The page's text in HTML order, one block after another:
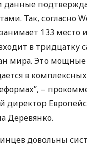
данные
Так, согласно
133 место
в тридцатку
мира. Это мощные
в
–
директор
Деревянко.
довольны